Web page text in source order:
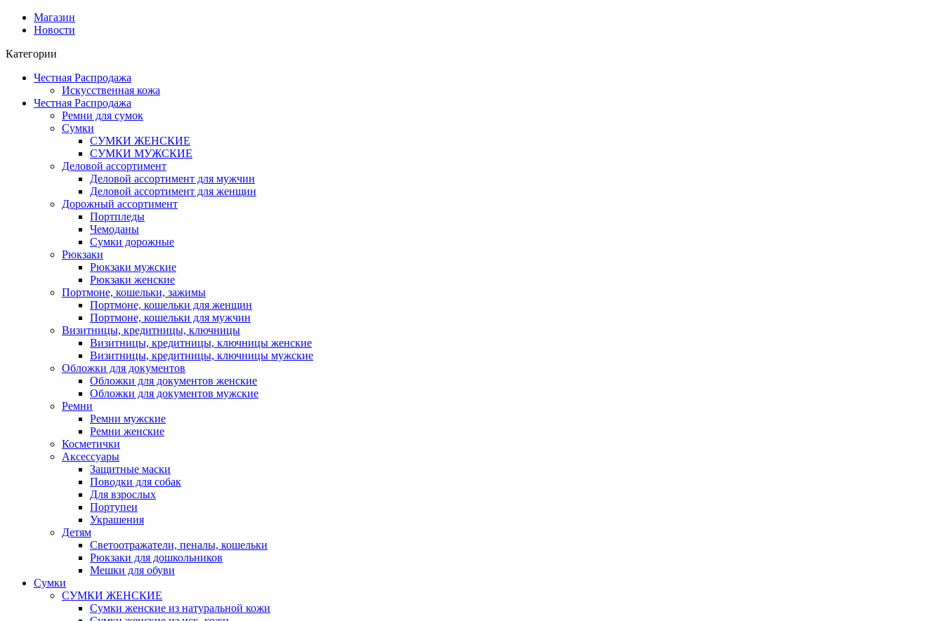
Магазин
Новости
Категории
Честная Распродажа
Искусственная кожа
Честная Распродажа
Ремни для сумок
Сумки
СУМКИ ЖЕНСКИЕ
СУМКИ МУЖСКИЕ
Деловой ассортимент
Деловой ассортимент для мужчин
Деловой ассортимент для женщин
Дорожный ассортимент
Портпледы
Чемоданы
Сумки дорожные
Рюкзаки
Рюкзаки мужские
Рюкзаки женские
Портмоне, кошельки, зажимы
Портмоне, кошельки для женщин
Портмоне, кошельки для мужчин
Визитницы, кредитницы, ключницы
Визитницы, кредитницы, ключницы женские
Визитницы, кредитницы, ключницы мужские
Обложки для документов
Обложки для документов женские
Обложки для документов мужские
Ремни
Ремни мужские
Ремни женские
Косметички
Аксессуары
Защитные маски
Поводки для собак
Для взрослых
Портупеи
Украшения
Детям
Светоотражатели, пеналы, кошельки
Рюкзаки для дошкольников
Мешки для обуви
Сумки
СУМКИ ЖЕНСКИЕ
Сумки женские из натуральной кожи